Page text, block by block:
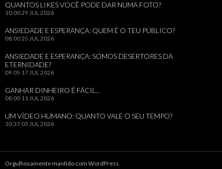
QUANTOS LIKES VOCÊ PODE DAR NUMA FOTO?
10:0029 JUL 2026
ANSIEDADE E ESPERANÇA: QUEM É O TEU PÚBLICO?
08:0025 JUL 2026
ANSIEDADE E ESPERANÇA: SOMOS DESERTORES DA
ETERNIDADE?
09:05 17 JUL 2026
GANHAR DINHEIRO É FÁCIL…
08:00 11 JUL 2026
UM VÍDEO HUMANO: QUANTO VALE O SEU TEMPO?
10:37 03 JUL 2026
Orgulhosamente mantido com WordPress